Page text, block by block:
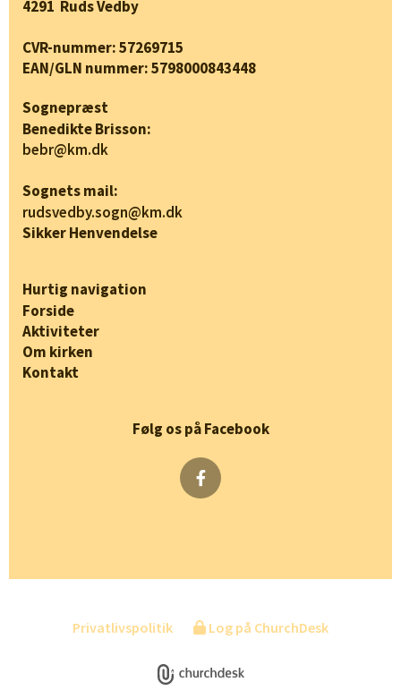
4291 Ruds Vedby
CVR-nummer: 57269715
EAN/GLN nummer: 5798000843448
Sognepræst
Benedikte Brisson:
bebr@km.dk
Sognets mail:
rudsvedby.sogn@km.dk
Sikker Henvendelse
Hurtig navigation
Forside
Aktiviteter
Om kirken
Kontakt
Følg os på Facebook
Privatlivspolitik Log på ChurchDesk